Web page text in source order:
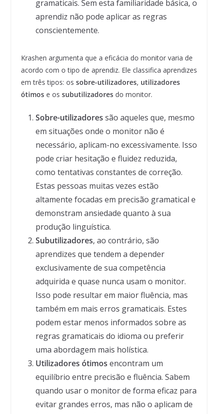
gramaticais. Sem esta familiaridade básica, o
aprendiz não pode aplicar as regras
conscientemente.
Krashen argumenta que a eficácia do monitor varia de
acordo com o tipo de aprendiz. Ele classifica aprendizes
em três tipos: os sobre-utilizadores, utilizadores
ótimose os subutilizadoresdo monitor.
Sobre-utilizadores são aqueles que, mesmo
em situações onde o monitor não é
necessário, aplicam-no excessivamente. Isso
pode criar hesitação e fluidez reduzida,
como tentativas constantes de correção.
Estas pessoas muitas vezes estão
altamente focadas em precisão gramatical e
demonstram ansiedade quanto à sua
produção linguística.
Subutilizadores, ao contrário, são
aprendizes que tendem a depender
exclusivamente de sua competência
adquirida e quase nunca usam o monitor.
Isso pode resultar em maior fluência, mas
também em mais erros gramaticais. Estes
podem estar menos informados sobre as
regras gramaticais do idioma ou preferir
uma abordagem mais holística.
Utilizadores ótimos encontram um
equilíbrio entre precisão e fluência. Sabem
quando usar o monitor de forma eficaz para
evitar grandes erros, mas não o aplicam de